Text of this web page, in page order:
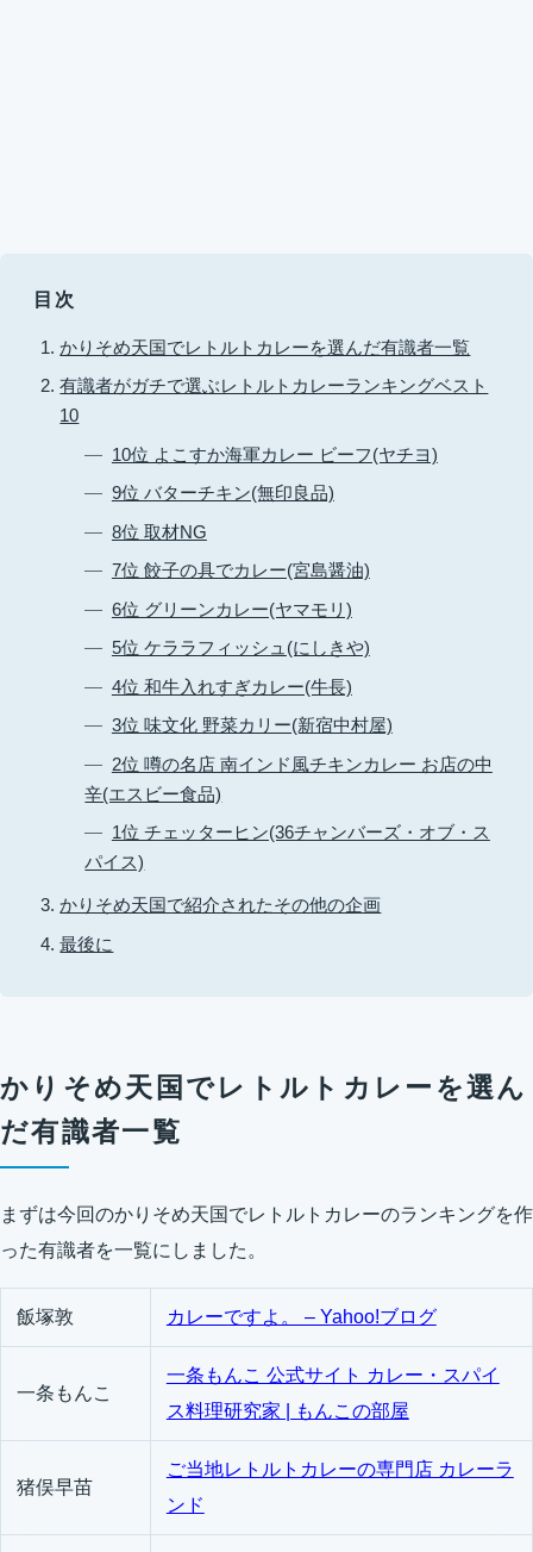
目次
かりそめ天国でレトルトカレーを選んだ有識者一覧
有識者がガチで選ぶレトルトカレーランキングベスト
10
10位 よこすか海軍カレー ビーフ(ヤチヨ)
9位 バターチキン(無印良品)
8位 取材NG
7位 餃子の具でカレー(宮島醤油)
6位 グリーンカレー(ヤマモリ)
5位 ケララフィッシュ(にしきや)
4位 和牛入れすぎカレー(牛長)
3位 味文化 野菜カリー(新宿中村屋)
2位 噂の名店 南インド風チキンカレー お店の中
辛(エスビー食品)
1位 チェッターヒン(36チャンバーズ・オブ・ス
パイス)
かりそめ天国で紹介されたその他の企画
最後に
かりそめ天国でレトルトカレーを選ん
だ有識者一覧
まずは今回のかりそめ天国でレトルトカレーのランキングを作
った有識者を一覧にしました。
飯塚敦 カレーですよ。 – Yahoo!ブログ
一条もんこ
一条もんこ 公式サイト カレー・スパイ
ス料理研究家 | もんこの部屋
猪俣早苗
ご当地レトルトカレーの専門店 カレーラ
ンド